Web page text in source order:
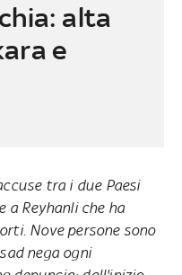
alta
e
tra i due Paesi
a Reyhanli che ha
Nove persone sono
nega ogni